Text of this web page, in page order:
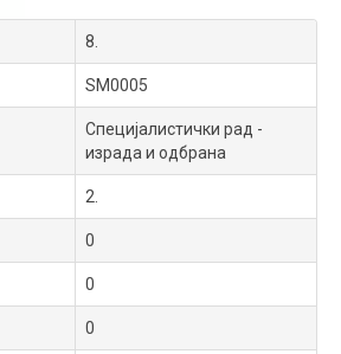
8.
SM0005
Специјалистички рад -
израда и одбрана
2.
0
0
0